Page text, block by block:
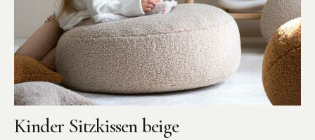
Kinder Sitzkissen beige